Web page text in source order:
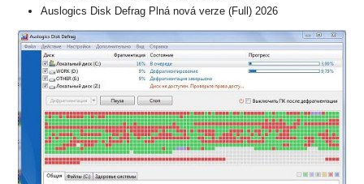
Auslogics Disk Defrag Plná nová verze (Full) 2026